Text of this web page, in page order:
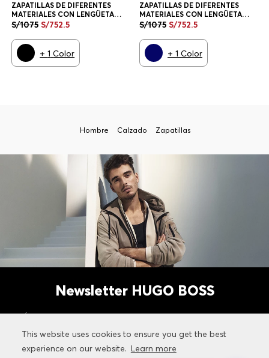
This website uses cookies to ensure you get the best
experience on our website. Learn more
This website uses cookies to ensure you get the best
experience on our website. Learn more
ZAPATILLAS DE DIFERENTES
MATERIALES CON LENGÜETA
TRASERA EN CONTRASTE
S/1075 S/752.5
+1 Color
ZAPATILLAS DE DIFERENTES
MATERIALES CON LENGÜETA
TRASERA EN CONTRASTE
S/1075 S/752.5
+ 1 Color
Hombre Calzado Zapatillas
Newsletter HUGO BOSS
Únete y recibe 10% de descuento en tu próxima compra
SUSCRÍBETE